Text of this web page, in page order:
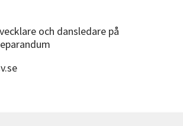
och dansledare på